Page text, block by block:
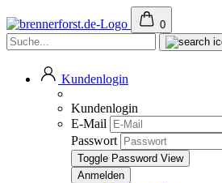
0
Kundenlogin
Kundenlogin
E-Mail
Passwort
Toggle Password View